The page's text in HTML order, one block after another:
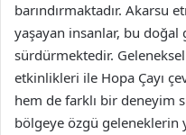
barındırmaktadır. Akarsu
yaşayan insanlar, bu
sürdürmektedir.
etkinlikleri ile Hopa Çayı
hem de farklı bir deneyim
bölgeye özgü geleneklerin